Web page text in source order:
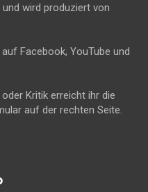
wird produziert von
Facebook, YouTube und
Kritik erreicht ihr die
auf der rechten Seite.